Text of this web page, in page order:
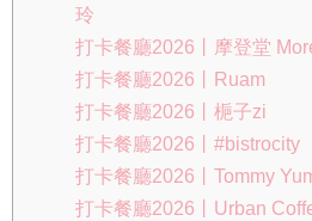
玲
打卡餐廳2026丨摩登堂
打卡餐廳2026丨Ruam
打卡餐廳2026丨梔子zi
打卡餐廳2026丨#bistrocity
打卡餐廳2026丨Tommy
打卡餐廳2026丨Urban